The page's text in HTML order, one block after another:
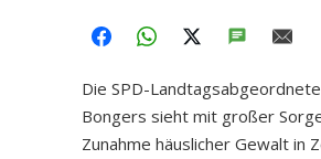
FACEBOOKWHATSAPPTWITTER SMS
Die SPD-
Bongers sieht mit großer
Zunahme häuslicher Gewalt in